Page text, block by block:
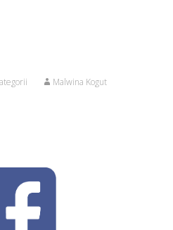
Malwina Kogut